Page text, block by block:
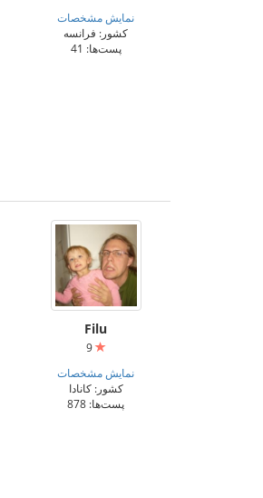
نمایش مشخصات
کشور: فرانسه
پست‌ها: 41
Filu
9
نمایش مشخصات
کشور: کانادا
پست‌ها: 878